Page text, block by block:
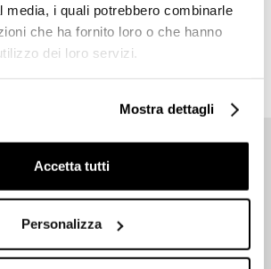
media, i quali potrebbero combinarle
che ha fornito loro o che hanno
dei loro servizi.
Mostra dettagli
Accetta tutti
Personalizza
ALLA HOMEPAGE
ALLA NEWSLETTER
Iscriviti